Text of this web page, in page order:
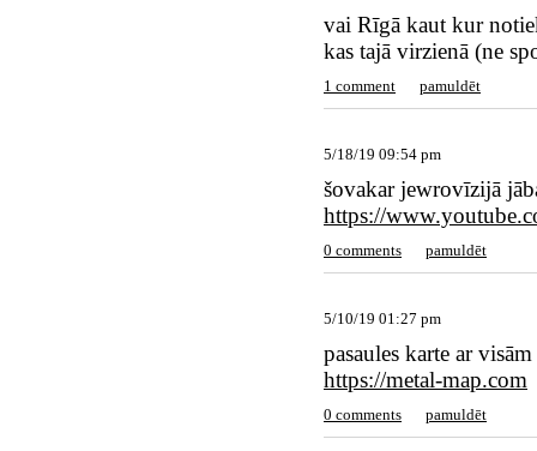
vai Rīgā kaut kur
kas tajā virzienā (ne
1 comment pamuldēt
5/18/19 09:54 pm
šovakar jewrovīzijā
https://
0 comments pamuldēt
5/10/19 01:27 pm
pasaules karte ar
https://metal-map.com
0 comments pamuldēt